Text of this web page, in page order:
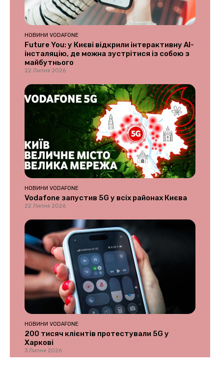
НОВИНИ VODAFONE
Future You: у Києві відкрили інтерактивну AI-
інсталяцію, де можна зустрітися із собою з
майбутнього
22 Липня 2026
НОВИНИ VODAFONE
Vodafone запустив 5G у всіх районах Києва
22 Липня 2026
НОВИНИ VODAFONE
200 тисяч клієнтів протестували 5G у
Харкові
3 Липня 2026